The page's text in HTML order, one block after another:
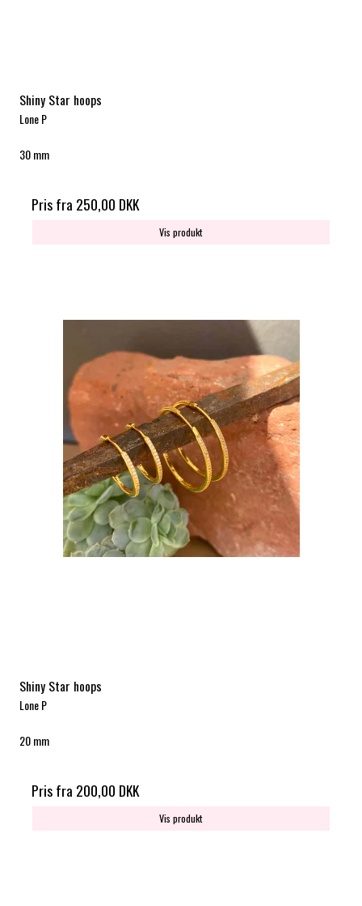
Shiny Star hoops
Lone P
30 mm
Pris fra 250,00 DKK
Vis produkt
Shiny Star hoops
Lone P
20 mm
Pris fra 200,00 DKK
Vis produkt